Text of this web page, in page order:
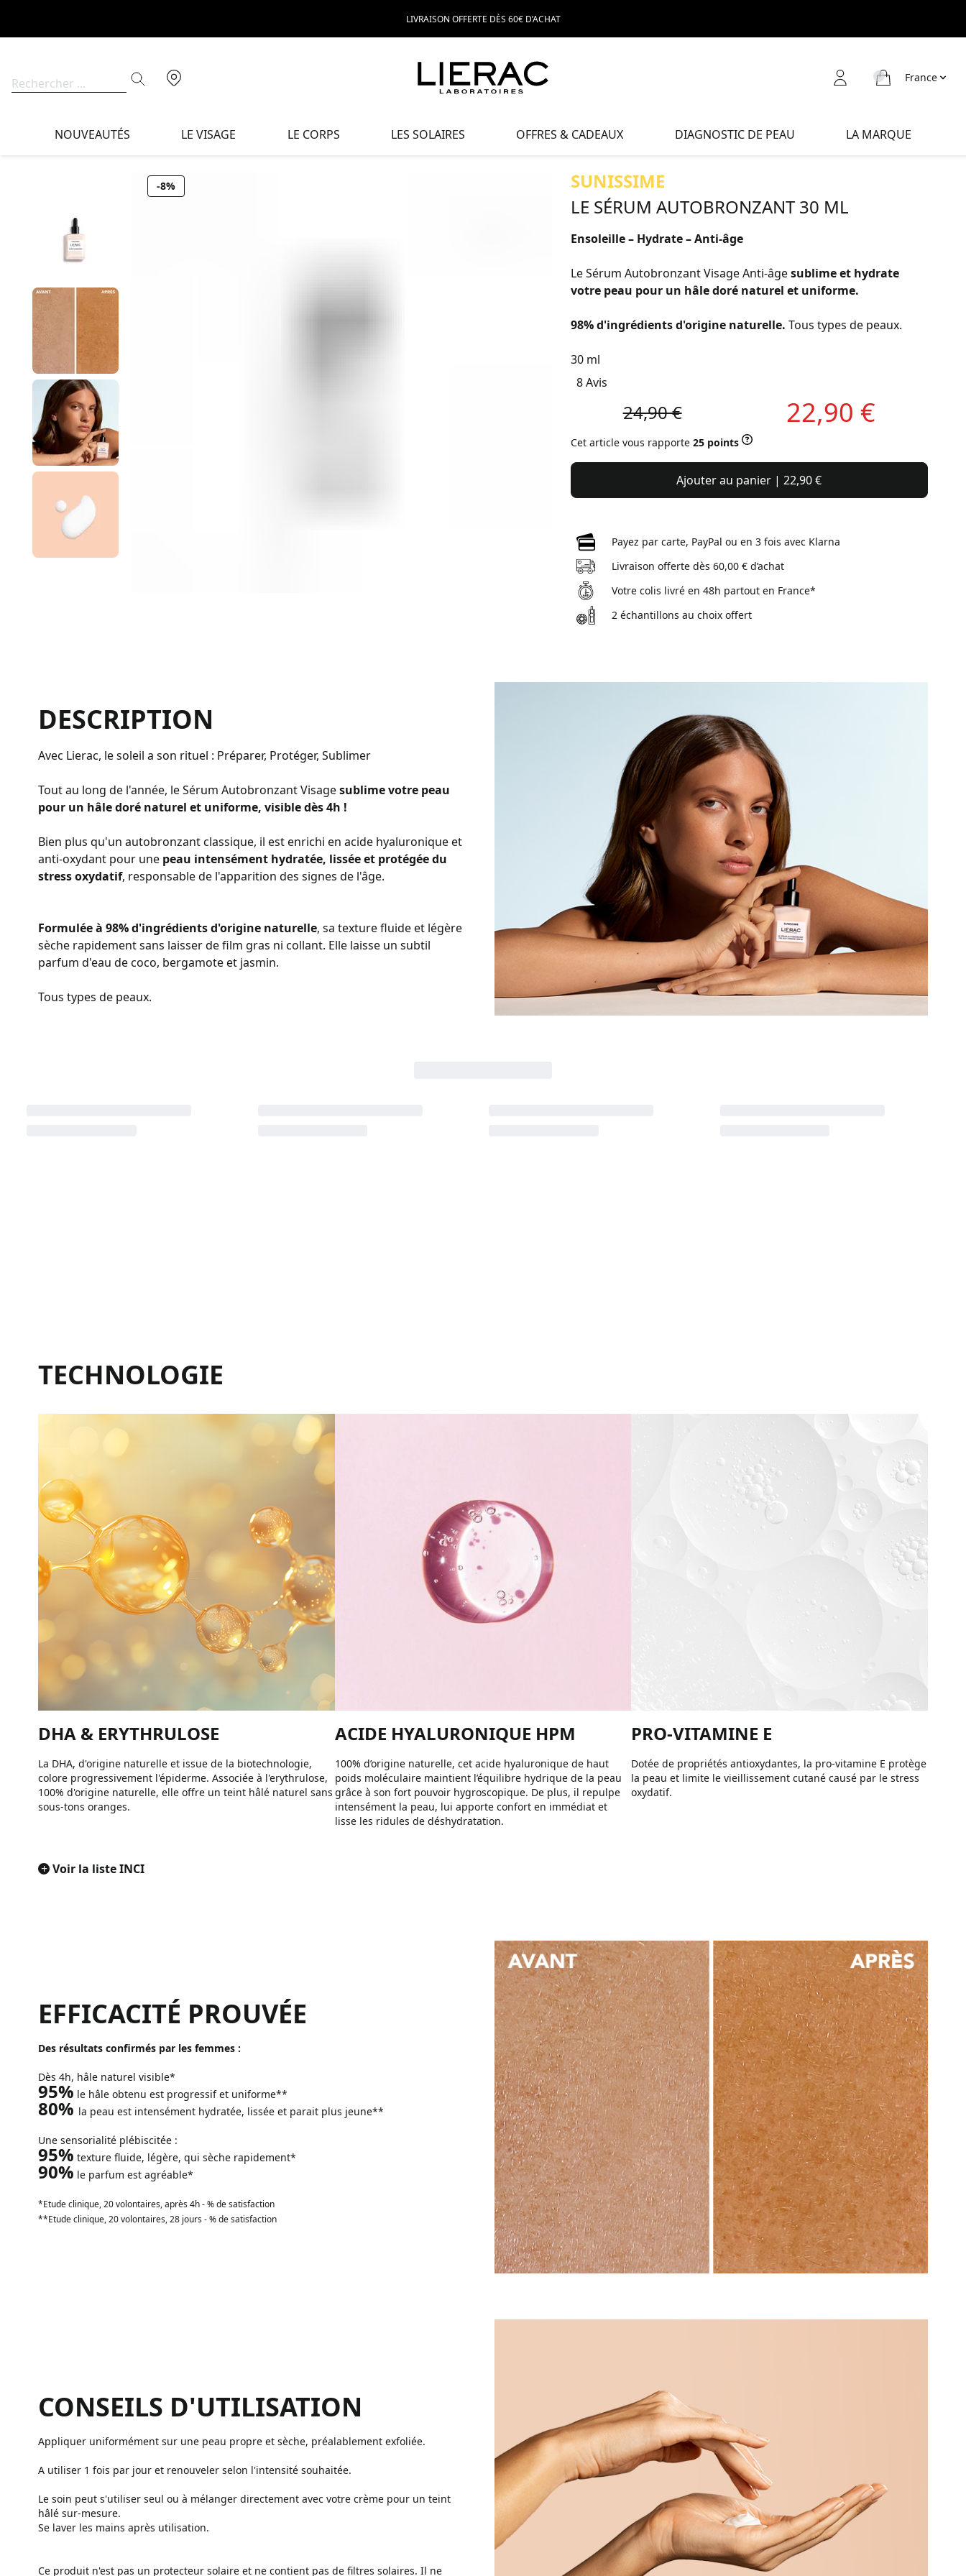
LIVRAISON OFFERTE DÈS 60€ D’ACHAT
France
NOUVEAUTÉS LE VISAGE LE CORPS LES SOLAIRES OFFRES & CADEAUX DIAGNOSTIC DE PEAU LA MARQUE
-8%
SUNISSIME
LE SÉRUM AUTOBRONZANT 30 ML
Ensoleille – Hydrate – Anti-âge
Le Sérum Autobronzant Visage Anti-âgesublime et hydrate
votre peau pour un hâle doré naturel et uniforme.
98% d'ingrédients d'origine naturelle. Tous types de peaux.
30 ml
8 Avis
24,90 € 22,90 €
Cet article vous rapporte 25 points
Ajouter au panier | 22,90 €
Payez par carte, PayPal ou en 3 fois avec Klarna
Livraison offerte dès 60,00 € d’achat
Votre colis livré en 48h partout en France*
2 échantillons au choix offert
DESCRIPTION
Avec Lierac, le soleil a son rituel : Préparer, Protéger, Sublimer
Tout au long de l'année, le Sérum Autobronzant Visagesublime votre peau
pour un hâle doré naturel et uniforme, visible dès 4h !
Bien plus qu'un autobronzant classique, il est enrichi en acide hyaluronique et
anti-oxydant pour une peau intensément hydratée, lissée et protégée du
stress oxydatif, responsable de l'apparition des signes de l'âge.
Formulée à 98% d'ingrédients d'origine naturelle, sa texture fluide et légère
sèche rapidement sans laisser de film gras ni collant. Elle laisse un subtil
parfum d'eau de coco, bergamote et jasmin.
Tous types de peaux.
TECHNOLOGIE
DHA & ERYTHRULOSE
La DHA, d'origine naturelle et issue de la biotechnologie,
colore progressivement l'épiderme. Associée à l'erythrulose,
100% d'origine naturelle, elle offre un teint hâlé naturel sans
sous-tons oranges.
ACIDE HYALURONIQUE HPM
100% d’origine naturelle, cet acide hyaluronique de haut
poids moléculaire maintient l’équilibre hydrique de la peau
grâce à son fort pouvoir hygroscopique. De plus, il repulpe
intensément la peau, lui apporte confort en immédiat et
lisse les ridules de déshydratation.
PRO-VITAMINE E
Dotée de propriétés antioxydantes, la pro-vitamine E protège
la peau et limite le vieillissement cutané causé par le stress
oxydatif.
+ Voir la liste INCI
EFFICACITÉ PROUVÉE
Des résultats confirmés par les femmes :
Dès 4h, hâle naturel visible*
95% le hâle obtenu est progressif et uniforme**
80% la peau est intensément hydratée, lissée et parait plus jeune**
Une sensorialité plébiscitée :
95% texture fluide, légère, qui sèche rapidement*
90% le parfum est agréable*
*Etude clinique, 20 volontaires, après 4h - % de satisfaction
**Etude clinique, 20 volontaires, 28 jours - % de satisfaction
CONSEILS D'UTILISATION
Appliquer uniformément sur une peau propre et sèche, préalablement exfoliée.
A utiliser 1 fois par jour et renouveler selon l'intensité souhaitée.
Le soin peut s'utiliser seul ou à mélanger directement avec votre crème pour un teint
hâlé sur-mesure.
Se laver les mains après utilisation.
Ce produit n'est pas un protecteur solaire et ne contient pas de filtres solaires. Il ne